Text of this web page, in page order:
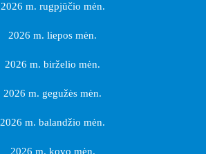
2026 m. rugpjūčio mėn.
2026 m. liepos mėn.
2026 m. birželio mėn.
2026 m. gegužės mėn.
2026 m. balandžio mėn.
2026 m. kovo mėn.